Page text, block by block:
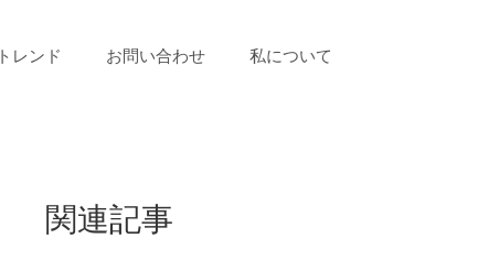
トレンド お問い合わせ 私について
関連記事